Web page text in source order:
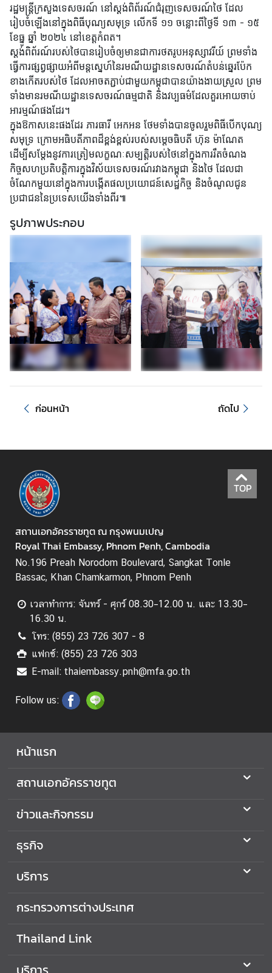
ธุ
ร
กิ
จ
ข้
อ
มู
ล
ก
า
ร
ต
ร
ว
ง
ต
ร
า
(
V
I
บ
ก
า
ร
า
น
ก
ง
ล
ม
นู
ส่
ว
บ
น
រដ្ឋមន្ត្រីក្រសួងទេសចរណ៍ នៅស្ដង់ពិព័រណ៍ជំរុញទេសចរណ៍ថៃ ដែល
រៀបចំឡើងនៅក្នុងពិធីបុណ្យសមុទ្រ លើកទី ១១ ចន្លោះពីថ្ងៃទី ១៣ - ១៥
ខែធ្នូ ឆ្នាំ ២០២៤ នៅខេត្តកំពត។
ស្តង់ពិព័រណ៍របស់ថៃបានរៀបចំឲ្យមានជាការថតរូបអនុស្សាវរីយ៍ ព្រមទាំង
ធ្វើការផ្សព្វផ្សាយអំពីមន្តស្នេហ៍នៃរមណីយដ្ឋានទេសចរណ៍តំបន់ឆ្នេរប៉ែក
ខាងកើតរបស់ថៃ ដែលអាចតភ្ជាប់ជាមួយកម្ពុជាបានយ៉ាងងាយស្រួល ព្រម
ទាំងមានរមណីយដ្ឋានទេសចរណ៍ធម្មជាតិ និងវប្បធម៌ដែលគួរអោយចាប់
អារម្មណ៍ផងដែរ។
ក្នុងឱកាសនេះផងដែរ ភារធារី អេកអន ថែមទាំងបានចូលរួមពិធីបើកបុណ្យ
សមុទ្រ ក្រោមអធិបតីភាពដ៏ខ្ពង់ខ្ពស់របស់សម្តេចធិបតី ហ៊ុន ម៉ាណែត
ដើម្បីសម្តែងនូវការត្រៀមលក្ខណៈសម្បត្តិរបស់ថៃនៅក្នុងការរឹតចំណង
កិច្ចសហប្រតិបត្តិការក្នុងវិស័យទេសចរណ៍រវាងកម្ពុជា និងថៃ ដែលជា
ចំណែកមួយនៅក្នុងការបង្កើតផលប្រយោជន៍សេដ្ឋកិច្ច និងចំណូលជូន
ប្រជាជននៃប្រទេសយើងទាំងពីរ៕
รูปภาพประกอบ
ก่อนหน้า ถัดไป
TOP
สถานเอกอัครราชทูต ณ กรุงพนมเปญ
Royal Thai Embassy, Phnom Penh, Cambodia
No.196 Preah Norodom Boulevard, Sangkat Tonle
Bassac, Khan Chamkarmon, Phnom Penh
เวลาทำการ: จันทร์ - ศุกร์ 08.30–12.00 น. และ 13.30–
16.30 น.
โทร: (855) 23 726 307 - 8
แฟกซ์: (855) 23 726 303
E-mail: thaiembassy.pnh@mfa.go.th
Follow us:
หน้าแรก
สถานเอกอัครราชทูต
ข่าวและกิจกรรม
ธุรกิจ
บริการ
กระทรวงการต่างประเทศ
Thailand Link